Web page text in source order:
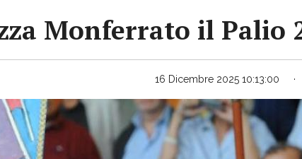
Monferrato il Palio
16 Dicembre 2025 10:13:00